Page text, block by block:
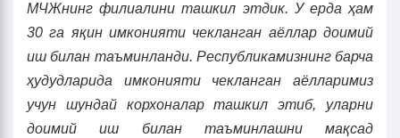
МЧЖнинг филиалини ташкил этдик. У ерда ҳам
30 га яқин имконияти чекланган аёллар доимий
иш билан таъминланди. Республикамизнинг барча
ҳудудларида имконияти чекланган аёлларимиз
учун шундай корхоналар ташкил этиб, уларни
доимий иш билан таъминлашни мақсад